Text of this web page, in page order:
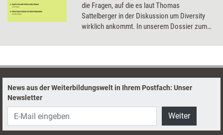
die Fragen, auf die es laut Thomas
Sattelberger in der Diskussion um Diversity
wirklich ankommt. In unserem Dossier zum
Sattelbergers Ideen zur Vielfalt und über
Management erfolgreich umsetzen können.
News aus der Weiterbildungswelt in Ihrem Postfach: Unser
Newsletter
Weiter